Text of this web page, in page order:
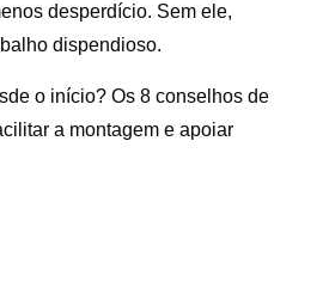
desperdício. Sem ele,
dispendioso.
o início? Os 8 conselhos de
a montagem e apoiar